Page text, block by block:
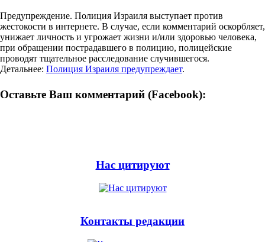
Предупреждение. Полиция Израиля выступает против
жестокости в интернете. В случае, если комментарий оскорбляет,
унижает личность и угрожает жизни и/или здоровью человека,
при обращении пострадавшего в полицию, полицейские
проводят тщательное расследование случившегося.
Детальнее: Полиция Израиля предупреждает.
Оставьте Ваш комментарий (Facebook):
Нас цитируют
Контакты редакции